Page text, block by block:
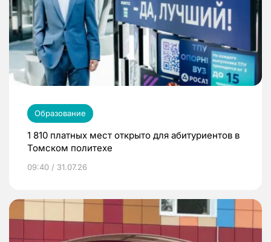
Образование
1 810 платных мест открыто для абитуриентов в
Томском политехе
09:40 / 31.07.26